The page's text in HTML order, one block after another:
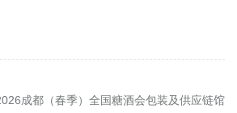
成都（春季）全国糖酒会包装及供应链馆